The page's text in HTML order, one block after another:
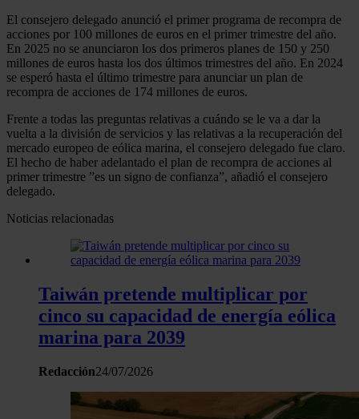
El consejero delegado anunció el primer programa de recompra de
acciones por 100 millones de euros en el primer trimestre del año.
En 2025 no se anunciaron los dos primeros planes de 150 y 250
millones de euros hasta los dos últimos trimestres del año. En 2024
se esperó hasta el último trimestre para anunciar un plan de
recompra de acciones de 174 millones de euros.
Frente a todas las preguntas relativas a cuándo se le va a dar la
vuelta a la división de servicios y las relativas a la recuperación del
mercado europeo de eólica marina, el consejero delegado fue claro.
El hecho de haber adelantado el plan de recompra de acciones al
primer trimestre ”es un signo de confianza”, añadió el consejero
delegado.
Noticias relacionadas
Taiwán pretende multiplicar por
cinco su capacidad de energía eólica
marina para 2039
Redacción24/07/2026